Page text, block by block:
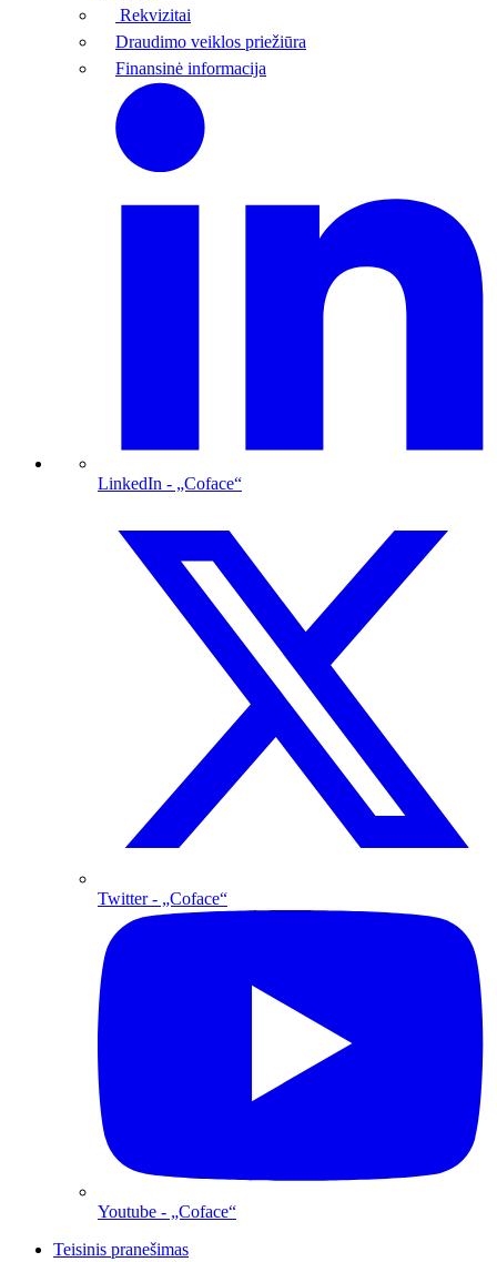
Rekvizitai
Draudimo veiklos priežiūra
Finansinė informacija
LinkedIn - „Coface“
Twitter- „Coface“
Youtube - „Coface“
Teisinis pranešimas